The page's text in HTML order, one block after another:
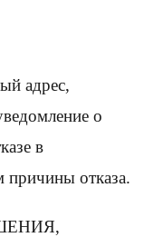
адрес,
о
в
причины отказа.